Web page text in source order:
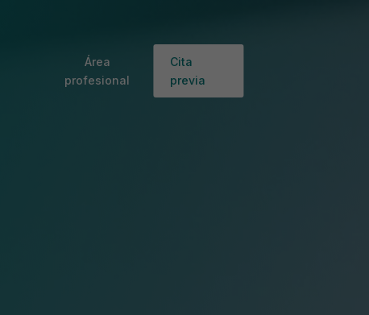
Área
profesional
Cita
previa